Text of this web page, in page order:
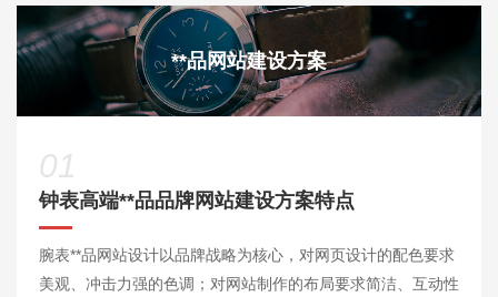
**品网站建设方案
01
钟表高端**品品牌网站建设方案特点
腕表**品网站设计以品牌战略为核心，对网页设计的配色要求
美观、冲击力强的色调；对网站制作的布局要求简洁、互动性